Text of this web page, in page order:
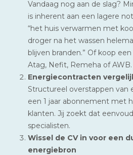
Vandaag nog aan de slag?
is inherent aan een lagere
“het huis verwarmen met
droger na het wassen
blijven branden.” Of koop
Atag, Nefit, Remeha of AWB.
Energiecontracten
Structureel overstappen van
een 1 jaar abonnement met
klanten. Jij zoekt dat
specialisten.
Wissel de CV in voor een
energiebron